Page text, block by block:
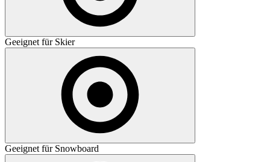
Geeignet für Skier
Geeignet für Snowboard